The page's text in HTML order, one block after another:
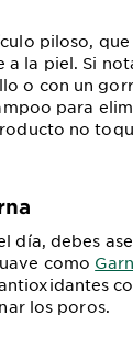
piloso,
la piel. Si
o con un
para
no
día, debes
como
los poros.